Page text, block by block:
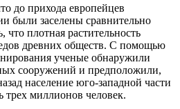
до прихода европейцев
были заселены сравнительно
плотная растительность
древних обществ. С помощью
ученые обнаружили
сооружений и предположили,
население юго-западной части
трех миллионов человек.